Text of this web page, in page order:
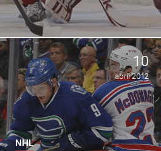
10
abril 2012
NHL